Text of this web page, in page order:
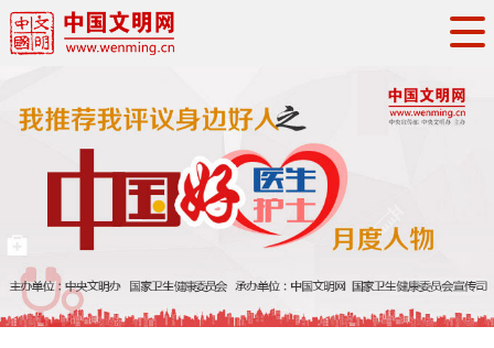
工作动态
权威发布
资讯联播
文明培育
文明实践
文明创建
文明之光
文明影音 文明矩阵